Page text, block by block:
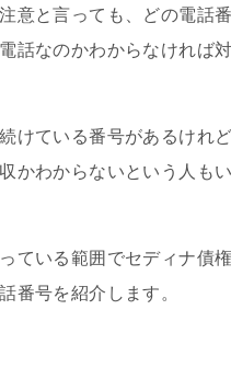
意と言っても、どの電話
話なのかわからなければ
けている番号があるけれ
かわからないという人も
ている範囲でセディナ債
番号を紹介します。